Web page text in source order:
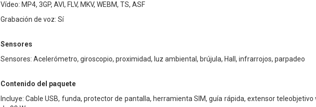
Vídeo: MP4, 3GP, AVI, FLV, MKV, WEBM, TS, ASF
Grabación de voz: Sí
Sensores
Sensores: Acelerómetro, giroscopio, proximidad, luz ambiental, brújula, Hall, infrarrojos, parpadeo
Contenido del paquete
Incluye: Cable USB, funda, protector de pantalla, herramienta SIM, guía rápida, extensor